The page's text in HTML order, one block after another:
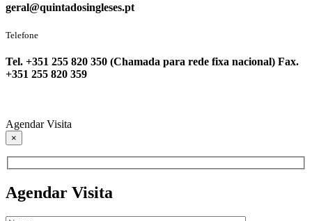
geral@quintadosingleses.pt
Telefone
Tel. +351 255 820 350 (Chamada para rede fixa nacional) Fax.
+351 255 820 359
Agendar Visita
×
Agendar Visita